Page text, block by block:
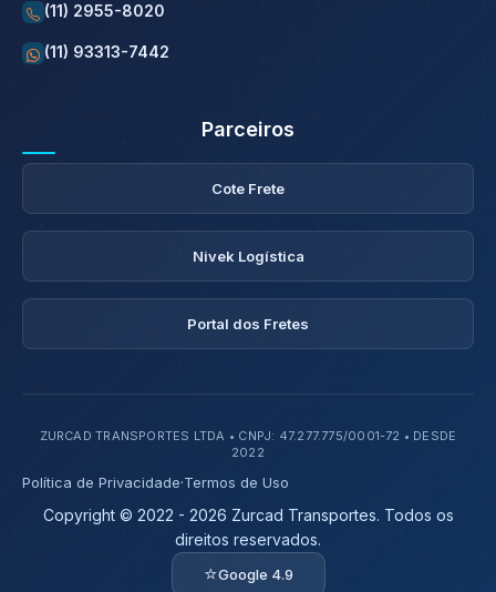
(11) 2955-8020
(11) 93313-7442
Parceiros
Cote Frete
Nivek Logística
Portal dos Fretes
ZURCAD TRANSPORTES LTDA • CNPJ: 47.277.775/0001-72 • DESDE
2022
Política de Privacidade·Termos de Uso
Copyright © 2022 - 2026 Zurcad Transportes. Todos os
direitos reservados.
⭐Google 4.9